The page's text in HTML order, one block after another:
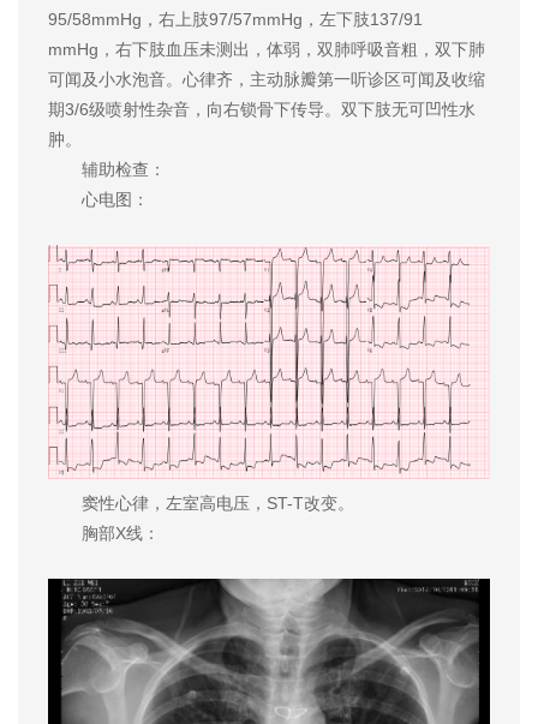
95/58mmHg，右上肢97/57mmHg，左下肢137/91
mmHg，右下肢血压未测出，体弱，双肺呼吸音粗，双下肺
可闻及小水泡音。心律齐，主动脉瓣第一听诊区可闻及收缩
期3/6级喷射性杂音，向右锁骨下传导。双下肢无可凹性水
肿。
辅助检查：
心电图：
窦性心律，左室高电压，ST-T改变。
胸部X线：